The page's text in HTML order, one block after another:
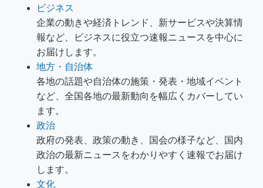
ビジネス
企業の動きや経済トレンド、新サービスや決算情
報など、ビジネスに役立つ速報ニュースを中心に
お届けします。
地方・自治体
各地の話題や自治体の施策・発表・地域イベント
など、全国各地の最新動向を幅広くカバーしてい
ます。
政治
政府の発表、政策の動き、国会の様子など、国内
政治の最新ニュースをわかりやすく速報でお届け
します。
文化